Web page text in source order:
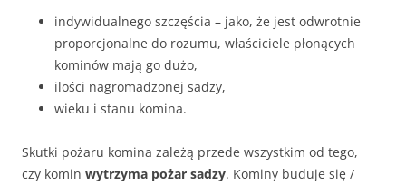
indywidualnego szczęścia – jako, że jest odwrotnie
proporcjonalne do rozumu, właściciele płonących
kominów mają go dużo,
ilości nagromadzonej sadzy,
wieku i stanu komina.
Skutki pożaru komina zależą przede wszystkim od tego,
czy komin wytrzyma pożar sadzy. Kominy buduje się /